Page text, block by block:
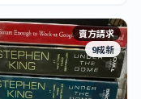
賣方請求
9成新